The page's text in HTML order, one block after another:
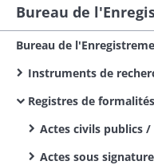
Bureau de
Bureau de
Instruments de
Registres de formalités
Actes civils publics
Actes sous signature privée /